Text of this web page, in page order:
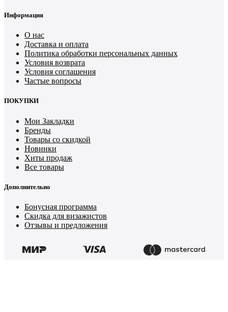
Информация
О нас
Доставка и оплата
Политика обработки персональных данных
Условия возврата
Условия соглашения
Частые вопросы
ПОКУПКИ
Мои Закладки
Бренды
Товары со скидкой
Новинки
Хиты продаж
Все товары
Дополнительно
Бонусная программа
Скидка для визажистов
Отзывы и предложения